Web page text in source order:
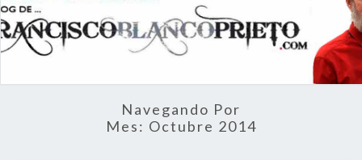
DE
BREVE
RECORRIDO
VITAL Y
ACTUALIDAD
Navegando Por
Mes: Octubre 2014